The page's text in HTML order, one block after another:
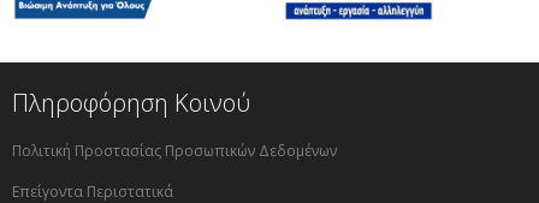
Πληροφόρηση Κοινού
Πολιτική Προστασίας Προσωπικών Δεδομένων
Επείγοντα Περιστατικά